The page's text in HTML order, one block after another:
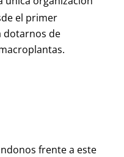
el primer
dotarnos de
frente a este